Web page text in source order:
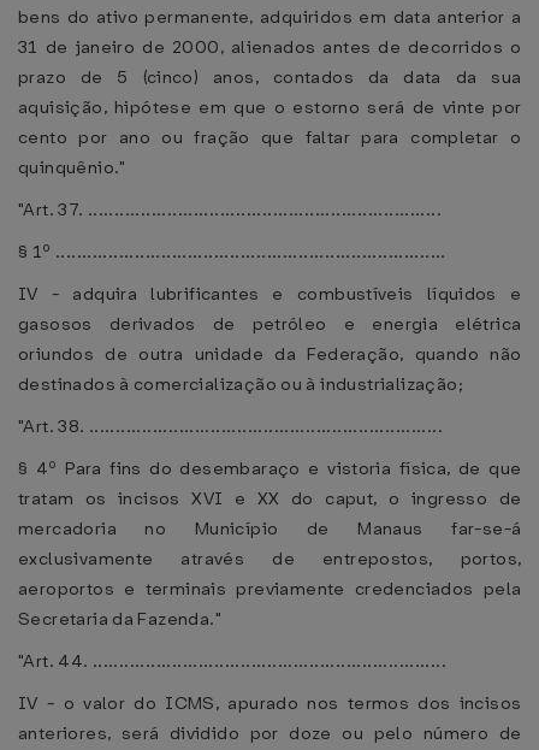
bens do ativo permanente, adquiridos em data anterior a
31 de janeiro de 2000, alienados antes de decorridos o
prazo de 5 (cinco) anos, contados da data da sua
aquisição, hipótese em que o estorno será de vinte por
cento por ano ou fração que faltar para completar o
quinquênio."
"Art. 37. ...................................................................
§ 1º ..........................................................................
IV - adquira lubrificantes e combustíveis líquidos e
gasosos derivados de petróleo e energia elétrica
oriundos de outra unidade da Federação, quando não
destinados à comercialização ou à industrialização;
"Art. 38. ...................................................................
§ 4º Para fins do desembaraço e vistoria física, de que
tratam os incisos XVI e XX do caput, o ingresso de
mercadoria no Município de Manaus far-se-á
exclusivamente através de entrepostos, portos,
aeroportos e terminais previamente credenciados pela
Secretaria da Fazenda."
"Art. 44. ...................................................................
IV - o valor do ICMS, apurado nos termos dos incisos
anteriores, será dividido por doze ou pelo número de